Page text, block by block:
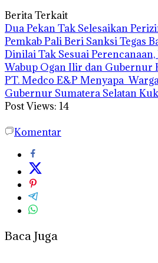
Berita Terkait
Dua Pekan Tak Selesaikan
Pemkab Pali Beri Sanksi Tegas
Dinilai Tak Sesuai
Wabup Ogan Ilir dan Gubernur
PT. Medco E&P Menyapa
Gubernur Sumatera Selatan
Post Views: 14
Komentar
Baca Juga